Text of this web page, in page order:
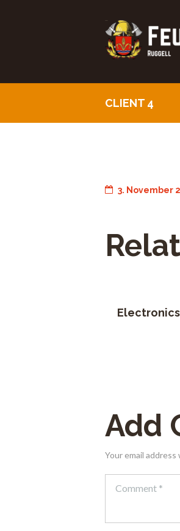
CLIENT 4
3. November
Electronics
Add
Your email